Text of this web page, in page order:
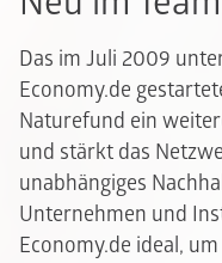
Das im Juli 2009
Economy.de
Naturefund ein
und stärkt das
unabhängiges
Unternehmen und
Economy.de ideal,